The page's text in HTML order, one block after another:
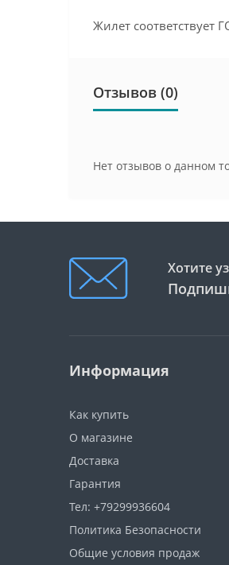
Жилет соответствует
Отзывов (0)
Нет отзывов о данном
Хотите
Информация
Как купить
О магазине
Доставка
Гарантия
Тел: +79299936604
Политика Безопасности
Общие условия продаж